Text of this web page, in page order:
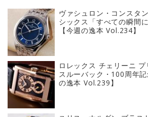
ヴァシュロン・コンスタンタン フィ
シックス「すべての瞬間
【今週の逸本 Vol.234】
ロレックス チェリーニ
スルーバック・100周年
の逸本 Vol.239】